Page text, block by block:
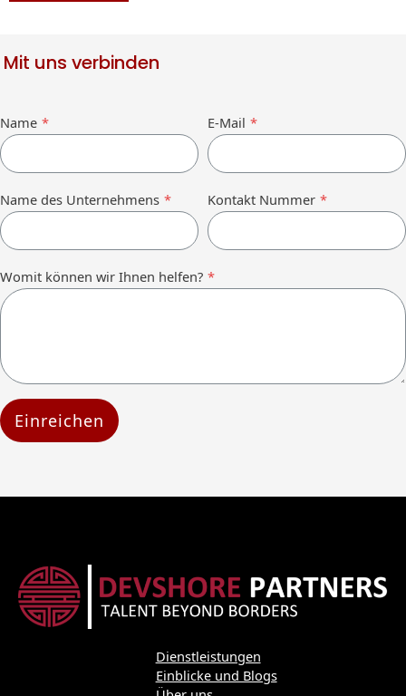
Mit uns verbinden
Name * E-Mail *
Name des Unternehmens * Kontakt Nummer *
Womit können wir Ihnen helfen? *
Einreichen
Dienstleistungen
Einblicke und Blogs